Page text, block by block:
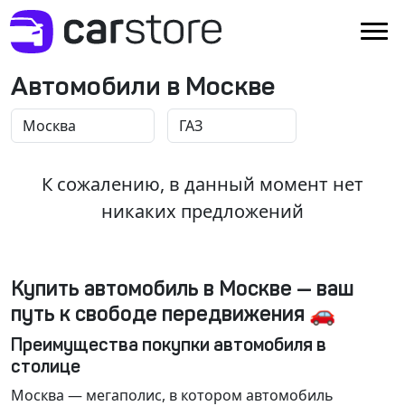
Автомобили в Москве
К сожалению, в данный момент нет
никаких предложений
Купить автомобиль в Москве — ваш
путь к свободе передвижения 🚗
Преимущества покупки автомобиля в
столице
Москва — мегаполис, в котором автомобиль